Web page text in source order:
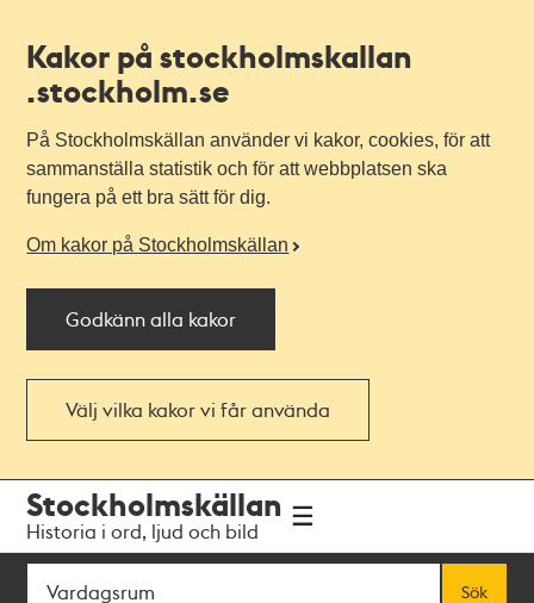
Kakor på stockholmskallan
.stockholm.se
På Stockholmskällan använder vi kakor, cookies, för att
sammanställa statistik och för att webbplatsen ska
fungera på ett bra sätt för dig.
Om kakor på Stockholmskällan
Godkänn alla kakor
Välj vilka kakor vi får använda
navigationen
huvudinnehållet
Stockholmskällan
Historia i ord, ljud och bild
Sök
Sök